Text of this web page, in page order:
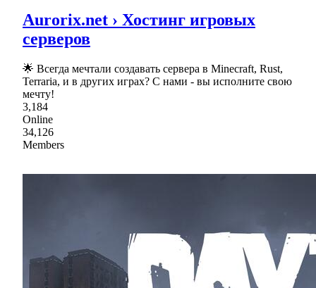
Aurorix.net › Хостинг игровых
серверов
🌟 Всегда мечтали создавать сервера в Minecraft, Rust,
Terraria, и в других играх? С нами - вы исполните свою
мечту!
3,184
Online
34,126
Members